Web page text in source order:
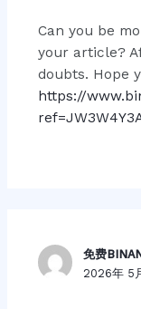
Can you be
your article?
doubts. Hope
https://
免费
2026年 5